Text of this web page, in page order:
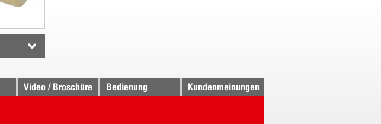
Video / Broschüre Bedienung Kundenmeinungen